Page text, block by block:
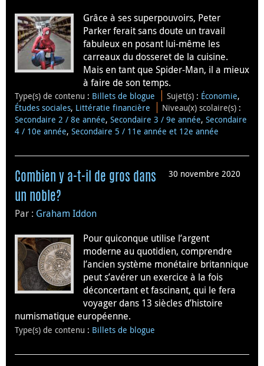
Grâce à ses superpouvoirs, Peter
Parker ferait sans doute un travail
fabuleux en posant lui-même les
carreaux du dosseret de la cuisine.
Mais en tant que Spider-Man, il a mieux
à faire de son temps.
Type(s) de contenu : Billets de blogue Sujet(s) : Économie,
Études sociales, Littératie financière Niveau(x) scolaire(s) :
Secondaire 2 / 8e année, Secondaire 3 / 9e année, Secondaire
4 / 10e année, Secondaire 5 / 11e année et 12e année
30 novembre 2020
Combien y a-t-il de gros dans
un noble?
Par : Graham Iddon
Pour quiconque utilise l’argent
moderne au quotidien, comprendre
l’ancien système monétaire britannique
peut s’avérer un exercice à la fois
déconcertant et fascinant, qui le fera
voyager dans 13 siècles d’histoire
numismatique européenne.
Type(s) de contenu : Billets de blogue